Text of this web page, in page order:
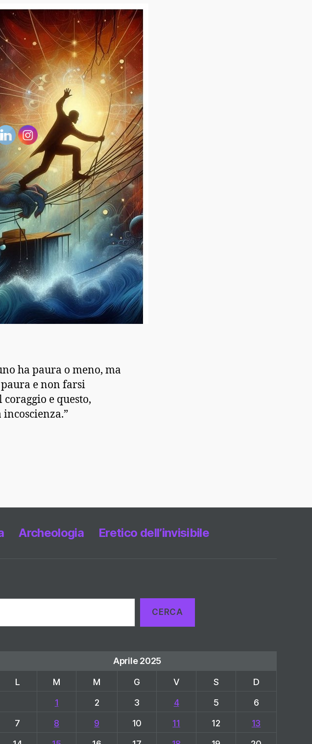
ha paura o meno, ma
e non farsi
e questo,
Archeologia Eretico dell’invisibile
CERCA
Aprile 2025
L M M G V S
D
1
2 3 4 5
6
7
8 9 10 11 12
13